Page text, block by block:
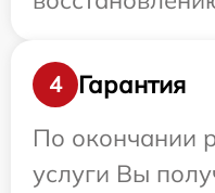
4
Гарантия
По окончании
услуги Вы